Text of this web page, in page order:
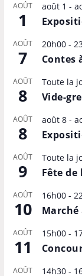
AOÛT
1
août 1 -
AOÛT
7
20h00-
Contes
AOÛT
8
Toute la
Vide-
AOÛT
8
août 8-
AOÛT
9
Toute la
Fête de
AOÛT
10
16h00-
AOÛT
11
15h00-
AOÛT 14h30-